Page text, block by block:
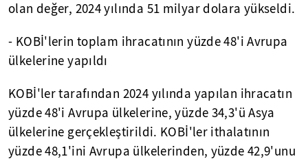
olan değer, 2024 yılında 51 milyar dolara yükseldi.
- KOBİ'lerin toplam ihracatının yüzde 48'i Avrupa
ülkelerine yapıldı
KOBİ'ler tarafından 2024 yılında yapılan ihracatın
yüzde 48'i Avrupa ülkelerine, yüzde 34,3'ü Asya
ülkelerine gerçekleştirildi. KOBİ'ler ithalatının
yüzde 48,1'ini Avrupa ülkelerinden, yüzde 42,9'unu